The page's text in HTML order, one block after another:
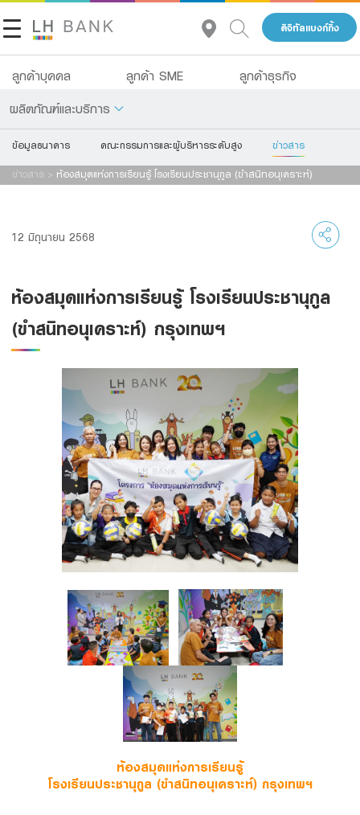
ดิจิทัลแบงก์กิ้ง
ลูกค้าบุคคล ลูกค้า SME ลูกค้าธุรกิจ
ผลิตภัณฑ์และบริการ
เกี่ยวกับเรา
ติดต่อเรา
โทร 1327
เงินฝาก
บริการ
ดิจิทัลแบงก์กิ้ง
Family Banking
ข้อมูลธนาคาร คณะกรรมการและผู้บริหารระดับสูง ข่าวสาร
ข่าวสาร > ห้องสมุดแห่งการเรียนรู้ โรงเรียนประชานุกูล (ขำสนิทอนุเคราะห์)
12 มิถุนายน 2568
ห้องสมุดแห่งการเรียนรู้ โรงเรียนประชานุกูล
(ขำสนิทอนุเคราะห์) กรุงเทพฯ
ห้องสมุดแห่งการเรียนรู้
โรงเรียนประชานุกูล (ขำสนิทอนุเคราะห์) กรุงเทพฯ